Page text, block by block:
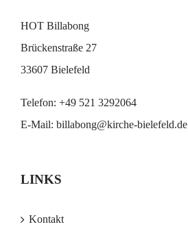
HOT Billabong
Brückenstraße 27
33607 Bielefeld
Telefon: +49 521 3292064
E-Mail: billabong@kirche-bielefeld.de
LINKS
Kontakt